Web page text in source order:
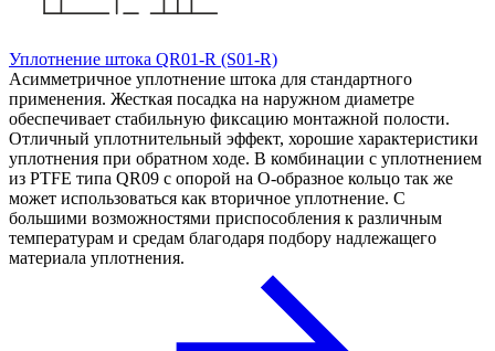
Уплотнение штока QR01-R (S01-R)
Асимметричное уплотнение штока для стандартного
применения. Жесткая посадка на наружном диаметре
обеспечивает стабильную фиксацию монтажной полости.
Отличный уплотнительный эффект, хорошие характеристики
уплотнения при обратном ходе. В комбинации с уплотнением
из PTFE типа QR09 с опорой на О-образное кольцо так же
может использоваться как вторичное уплотнение. С
большими возможностями приспособления к различным
температурам и средам благодаря подбору надлежащего
материала уплотнения.